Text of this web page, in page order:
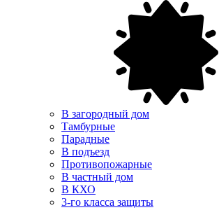
В загородный дом
Тамбурные
Парадные
В подъезд
Противопожарные
В частный дом
В КХО
3-го класса защиты